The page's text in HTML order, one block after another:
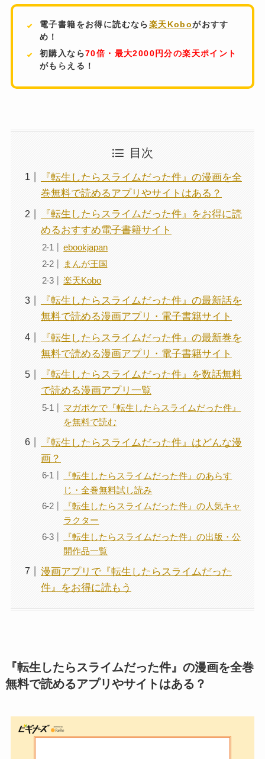
電子書籍をお得に読むなら楽天Koboがおすす
め！
初購入なら70倍・最大2000円分の楽天ポイント
がもらえる！
目次
『転生したらスライムだった件』の漫画を全
巻無料で読めるアプリやサイトはある？
『転生したらスライムだった件』をお得に読
めるおすすめ電子書籍サイト
ebookjapan
まんが王国
楽天Kobo
『転生したらスライムだった件』の最新話を
無料で読める漫画アプリ・電子書籍サイト
『転生したらスライムだった件』の最新巻を
無料で読める漫画アプリ・電子書籍サイト
『転生したらスライムだった件』を数話無料
で読める漫画アプリ一覧
マガポケで『転生したらスライムだった件』
を無料で読む
『転生したらスライムだった件』はどんな漫
画？
『転生したらスライムだった件』のあらす
じ・全巻無料試し読み
『転生したらスライムだった件』の人気キャ
ラクター
『転生したらスライムだった件』の出版・公
開作品一覧
漫画アプリで『転生したらスライムだった
件』をお得に読もう
『転生したらスライムだった件』の漫画を全巻
無料で読めるアプリやサイトはある？